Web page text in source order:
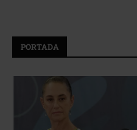
PORTADA